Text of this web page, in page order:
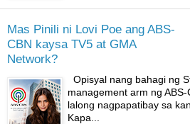
Mas Pinili ni Lovi Poe ang ABS-
CBN kaysa TV5 at GMA
Network?
Opisyal nang bahagi ng
management arm ng
lalong nagpapatibay sa
Kapa...